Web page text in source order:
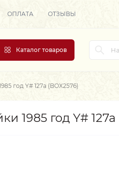
ОПЛАТА ОТЗЫВЫ
Каталог товаров
год Y# 127a (BOX2576)
1985 год Y# 127a